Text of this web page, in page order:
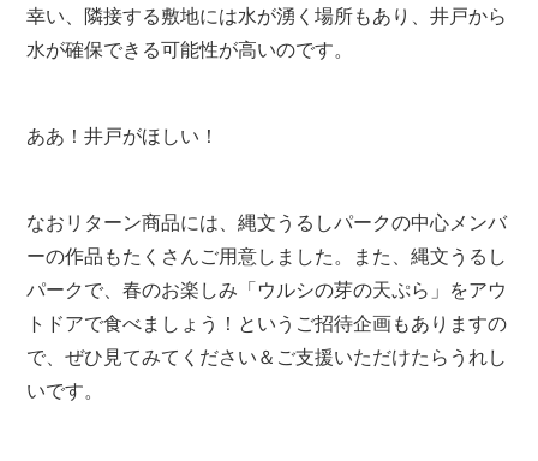
幸い、隣接する敷地には水が湧く場所もあり、井戸から
水が確保できる可能性が高いのです。
ああ！井戸がほしい！
なおリターン商品には、縄文うるしパークの中心メンバ
ーの作品もたくさんご用意しました。また、縄文うるし
パークで、春のお楽しみ「ウルシの芽の天ぷら」をアウ
トドアで食べましょう！というご招待企画もありますの
で、ぜひ見てみてください＆ご支援いただけたらうれし
いです。